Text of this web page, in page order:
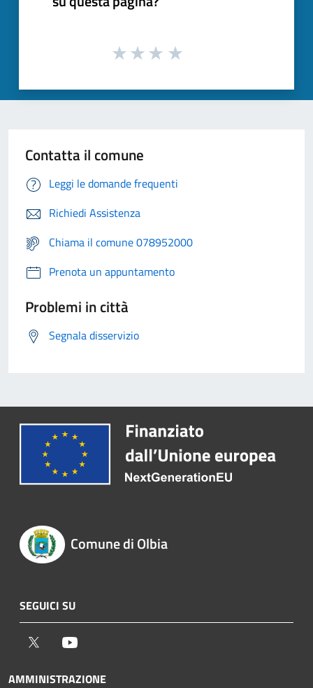
Contatta il comune
Leggi le domande frequenti
Richiedi Assistenza
Chiama il comune 078952000
Prenota un appuntamento
Problemi in città
Segnala disservizio
Comune di Olbia
SEGUICI SU
Twitter
AMMINISTRAZIONE